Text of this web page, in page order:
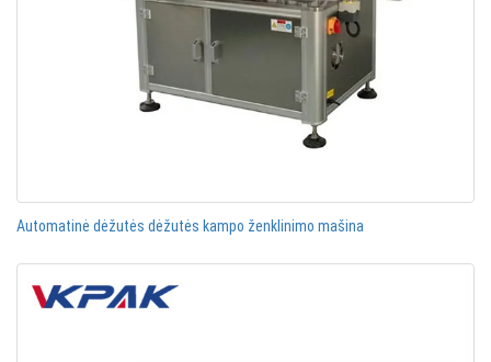
Automatinė dėžutės dėžutės kampo ženklinimo mašina